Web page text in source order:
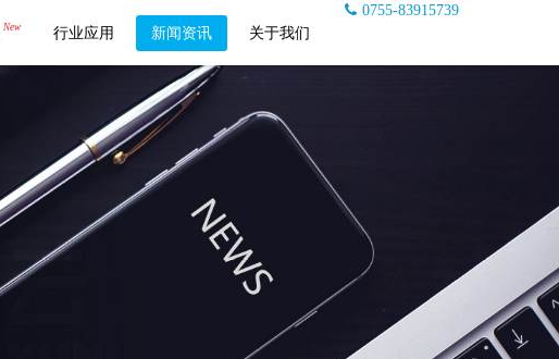
0755-83915739
New 行业应用 新闻资讯 关于我们